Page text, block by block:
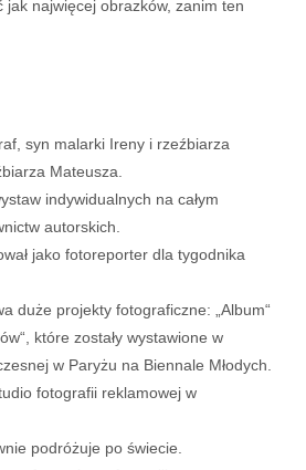
jak najwięcej obrazków, zanim ten
syn malarki Ireny i rzeźbiarza
Mateusza.
indywidualnych na całym
autorskich.
jako fotoreporter dla tygodnika
duże projekty fotograficzne: „Album“
które zostały wystawione w
w Paryżu na Biennale Młodych.
fotografii reklamowej w
podróżuje po świecie.